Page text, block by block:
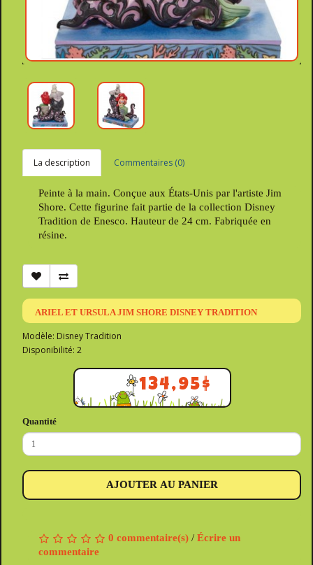
La description Commentaires (0)
Peinte à la main. Conçue aux États-Unis par l'artiste Jim
Shore. Cette figurine fait partie de la collection Disney
Tradition de Enesco. Hauteur de 24 cm. Fabriquée en
résine.
ARIEL ET URSULA JIM SHORE DISNEY TRADITION
Modèle: Disney Tradition
Disponibilité: 2
134,95$
Quantité
AJOUTER AU PANIER
0 commentaire(s) / Écrire un
commentaire